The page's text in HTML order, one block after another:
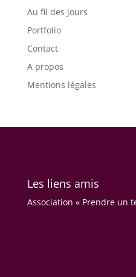
Au fil des jours
Portfolio
Contact
A propos
Mentions légales
Les liens amis
Association « Prendre un